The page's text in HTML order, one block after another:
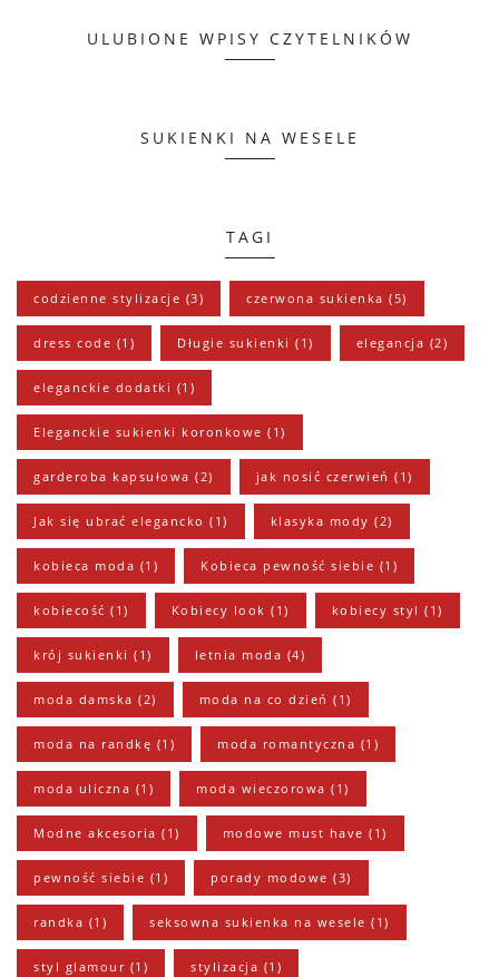
ULUBIONE WPISY CZYTELNIKÓW
SUKIENKI NA WESELE
TAGI
codzienne stylizacje (3) czerwona sukienka (5)
dress code (1) Długie sukienki (1) elegancja (2)
eleganckie dodatki (1)
Eleganckie sukienki koronkowe (1)
garderoba kapsułowa (2) jak nosić czerwień (1)
Jak się ubrać elegancko (1) klasyka mody (2)
kobieca moda (1) Kobieca pewność siebie (1)
kobiecość (1) Kobiecy look (1) kobiecy styl (1)
krój sukienki (1) letnia moda (4)
moda damska (2) moda na co dzień (1)
moda na randkę (1) moda romantyczna (1)
moda uliczna (1) moda wieczorowa (1)
Modne akcesoria (1) modowe must have (1)
pewność siebie (1) porady modowe (3)
randka (1) seksowna sukienka na wesele (1)
styl glamour (1) stylizacja (1)